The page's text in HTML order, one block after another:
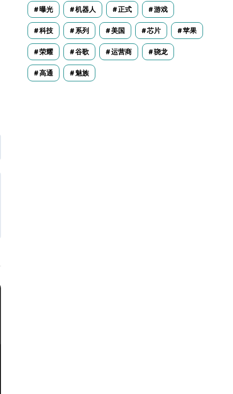
曝光 机器人 正式 游戏
科技 系列 美国 芯片 苹果
荣耀 谷歌 运营商 骁龙
高通 魅族